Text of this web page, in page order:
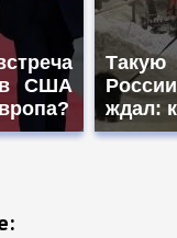
США
ждал: